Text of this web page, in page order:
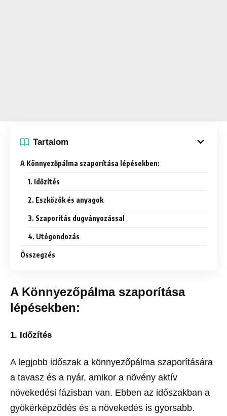
Tartalom
A Könnyezőpálma szaporítása lépésekben:
1. Időzítés
2. Eszközök és anyagok
3. Szaporítás dugványozással
4. Utógondozás
Összegzés
A Könnyezőpálma szaporítása
lépésekben:
1. Időzítés
A legjobb időszak a könnyezőpálma szaporítására
a tavasz és a nyár, amikor a növény aktív
növekedési fázisban van. Ebben az időszakban a
gyökérképződés és a növekedés is gyorsabb.